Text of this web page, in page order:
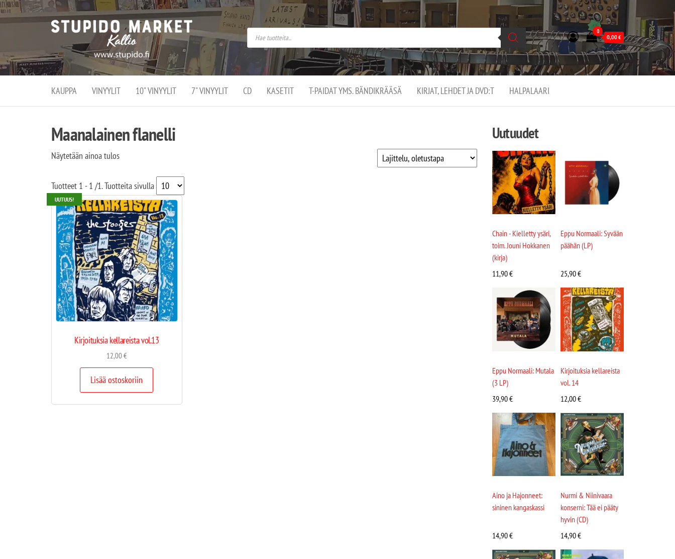
Stupido
Market –
verkossa
ja
kivijalassa
Stupido Market on
vaihtoehtomusaan
erikoistunut
verkko- sekä
kivijalkakauppa
Helsingissä
Kallion
0
0,00€
KAUPPA VINYYLIT 10" VINYYLIT 7" VINYYLIT CD KASETIT T-PAIDAT YMS. BÄNDIKRÄÄSÄ KIRJAT, LEHDET JA DVD:T HALPALAARI
Maanalainen flanelli
Näytetään ainoa tulos
Tuotteet 1 - 1 /1. Tuotteita sivulla
UUTUUS!
Kirjoituksia kellareista vol.13
12,00€
Lisää ostoskoriin
Uutuudet
Chain - Kielletty ysäri,
toim. Jouni Hokkanen
(kirja)
11,90€
Eppu Normaali: Syvään
päähän (LP)
25,90€
Eppu Normaali: Mutala
(3 LP)
39,90€
Kirjoituksia kellareista
vol. 14
12,00€
Aino ja Hajonneet:
sininen kangaskassi
14,90€
Nurmi & Niinivaara
konserni: Tää ei pääty
hyvin (CD)
14,90€